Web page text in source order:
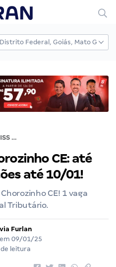
Concurso ISS Chorozinho CE: até R$ 1,4 mil, inscrições até 10/01!
CE: até
até 10/01!
CE! 1 vaga
Tributário.
Furlan
09/01/25
leitura